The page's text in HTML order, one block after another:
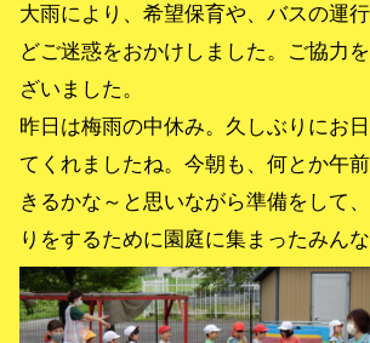
大雨により、希望保育や、バスの運
どご迷惑をおかけしました。ご協力
ざいました。
昨日は梅雨の中休み。久しぶりにお
てくれましたね。今朝も、何とか午
きるかな～と思いながら準備をして
りをするために園庭に集まったみんな